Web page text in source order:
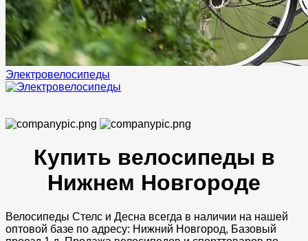
Электровелосипеды
Купить велосипеды в
Нижнем Новгороде
Велосипеды Стелс и Десна всегда в наличии на нашей
оптовой базе по адресу: Нижний Новгород, Базовый